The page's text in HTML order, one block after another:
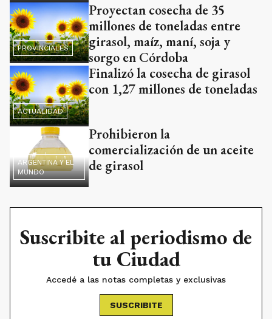
PROVINCIALES
Proyectan cosecha de 35
millones de toneladas entre
girasol, maíz, maní, soja y
sorgo en Córdoba
ACTUALIDAD
Finalizó la cosecha de girasol
con 1,27 millones de toneladas
ARGENTINA Y EL
MUNDO
Prohibieron la
comercialización de un aceite
de girasol
Suscribite al periodismo de
tu Ciudad
Accedé a las notas completas y exclusivas
SUSCRIBITE